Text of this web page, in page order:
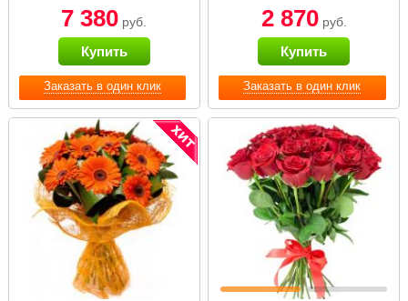
Заказать в один клик
7 380 руб.
Купить
Заказать в один клик
2 870руб.
Купить